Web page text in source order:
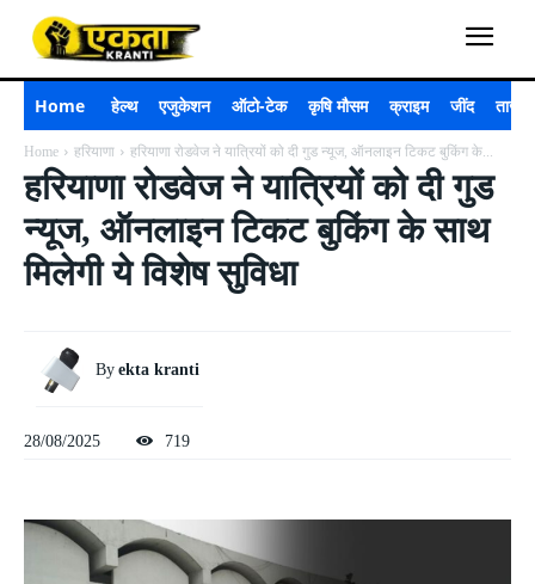
Home हेल्थ एजुकेशन ऑटो-टेक कृषि मौसम क्राइम जींद ताजा
Home हरियाणा हरियाणा रोडवेज ने यात्रियों को दी गुड न्यूज, ऑनलाइन टिकट बुकिंग के...
हरियाणा रोडवेज ने यात्रियों को दी गुड
न्यूज, ऑनलाइन टिकट बुकिंग के साथ
मिलेगी ये विशेष सुविधा
By ekta kranti
28/08/2025 719